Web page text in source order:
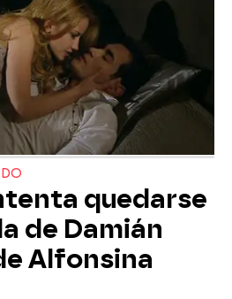
quedarse
de Damián
Alfonsina